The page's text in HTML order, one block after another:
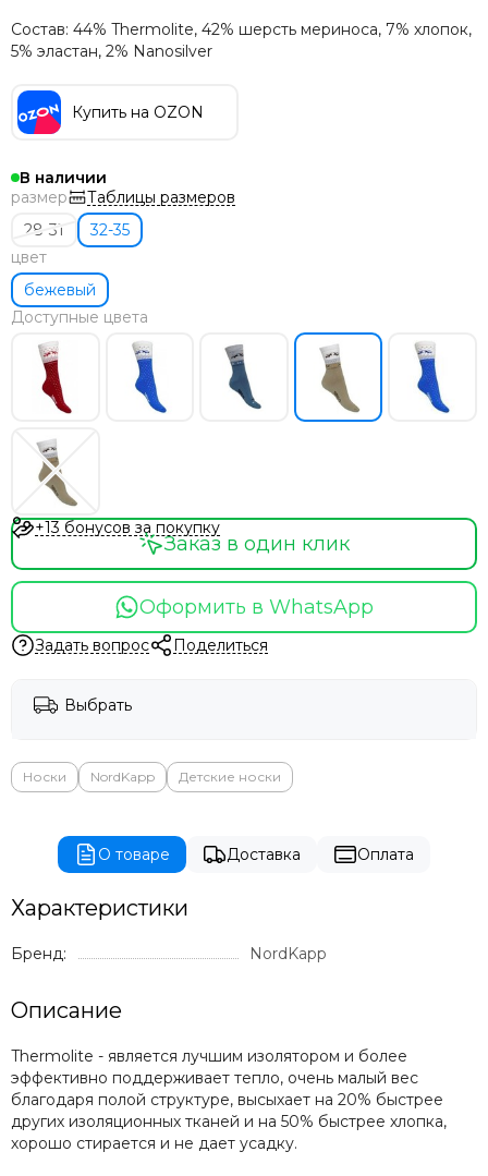
Состав: 44% Thermolite, 42% шерсть мериноса, 7% хлопок,
5% эластан, 2% Nanosilver
Купить на OZON
В наличии
размер
Таблицы размеров
28-31
32-35
цвет
бежевый
Доступные цвета
+13 бонусов за покупку
Оформить в WhatsApp
Заказ в один клик
Задать вопрос Поделиться
Выбрать
Носки NordKapp Детские носки
О товаре Доставка Оплата
Характеристики
Бренд: NordKapp
Описание
Thermolite - является лучшим изолятором и более
эффективно поддерживает тепло, очень малый вес
благодаря полой структуре, высыхает на 20% быстрее
других изоляционных тканей и на 50% быстрее хлопка,
хорошо стирается и не дает усадку.